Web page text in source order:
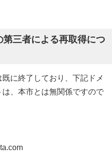
三者による再取得につ
に終了しており、下記ドメ
、本市とは無関係ですので